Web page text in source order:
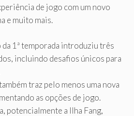
de jogo com um novo
e muito mais.
da 1ª temporada introduziu três
incluindo desafios únicos para
traz pelo menos uma nova
as opções de jogo.
potencialmente a Ilha Fang,